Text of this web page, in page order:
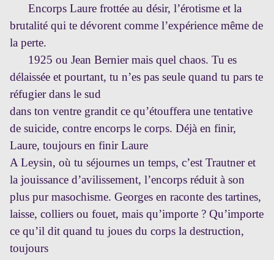
Encorps Laure frottée au désir, l’érotisme et la
brutalité qui te dévorent comme l’expérience même de
la perte.
1925 ou Jean Bernier mais quel chaos. Tu es
délaissée et pourtant, tu n’es pas seule quand tu pars te
réfugier dans le sud
dans ton ventre grandit ce qu’étouffera une tentative
de suicide, contre encorps le corps. Déjà en finir,
Laure, toujours en finir Laure
A Leysin, où tu séjournes un temps, c’est Trautner et
la jouissance d’avilissement, l’encorps réduit à son
plus pur masochisme. Georges en raconte des tartines,
laisse, colliers ou fouet, mais qu’importe ? Qu’importe
ce qu’il dit quand tu joues du corps la destruction,
toujours